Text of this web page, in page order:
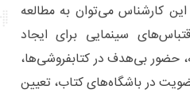
این کارشناس می‌توان به مطالعه
سینمایی برای ایجاد
حضور بی‌هدف در کتابفروشی‌ها،
در باشگاه‌های کتاب، تعیین